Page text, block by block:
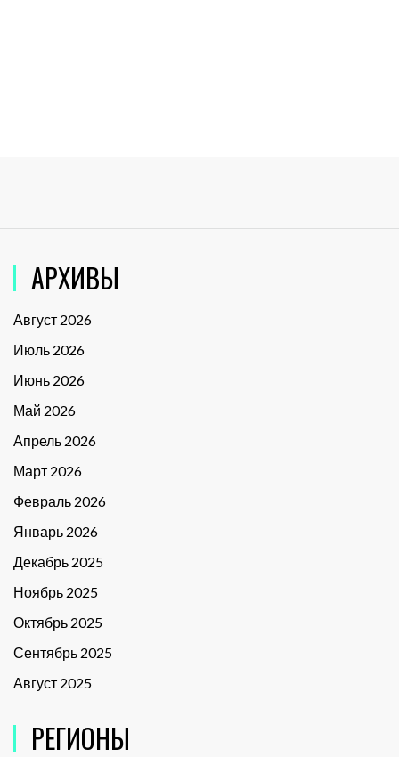
АРХИВЫ
Август 2026
Июль 2026
Июнь 2026
Май 2026
Апрель 2026
Март 2026
Февраль 2026
Январь 2026
Декабрь 2025
Ноябрь 2025
Октябрь 2025
Сентябрь 2025
Август 2025
РЕГИОНЫ